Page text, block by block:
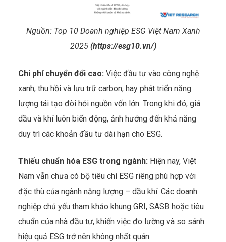
Nguồn: Top 10 Doanh nghiệp ESG Việt Nam Xanh
2025 (https://esg10.vn/)
Chi phí chuyển đổi cao: Việc đầu tư vào công nghệ
xanh, thu hồi và lưu trữ carbon, hay phát triển năng
lượng tái tạo đòi hỏi nguồn vốn lớn. Trong khi đó, giá
dầu và khí luôn biến động, ảnh hưởng đến khả năng
duy trì các khoản đầu tư dài hạn cho ESG.
Thiếu chuẩn hóa ESG trong ngành: Hiện nay, Việt
Nam vẫn chưa có bộ tiêu chí ESG riêng phù hợp với
đặc thù của ngành năng lượng – dầu khí. Các doanh
nghiệp chủ yếu tham khảo khung GRI, SASB hoặc tiêu
chuẩn của nhà đầu tư, khiến việc đo lường và so sánh
hiệu quả ESG trở nên không nhất quán.